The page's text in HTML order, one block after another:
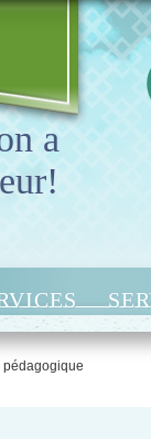
a
pédagogique